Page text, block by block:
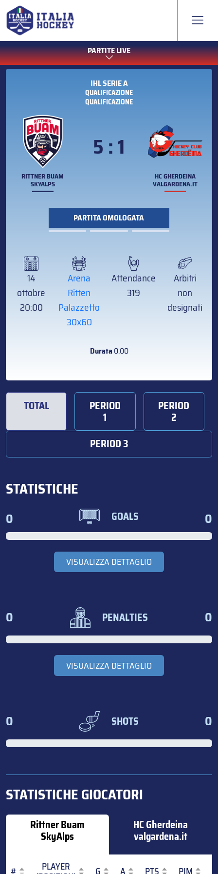
PARTITE LIVE
IHL SERIE A
QUALIFICAZIONE
QUALIFICAZIONE
RITTNER BUAM
SKYALPS
5 : 1
HC GHERDEINA
VALGARDENA.IT
PARTITA OMOLOGATA
14
ottobre
20:00
Arena
Ritten
Palazzetto
30x60
Attendance
319
Arbitri
non
designati
Durata0:00
TOTAL PERIOD
1
PERIOD
2
PERIOD 3
STATISTICHE
0 GOALS 0
VISUALIZZA DETTAGLIO
0 PENALTIES 0
VISUALIZZA DETTAGLIO
0 SHOTS 0
STATISTICHE GIOCATORI
Rittner Buam
SkyAlps
HC Gherdeina
valgardena.it
PLAYER